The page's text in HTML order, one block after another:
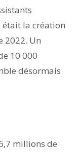
était la création
2022. Un
10 000
désormais
millions de